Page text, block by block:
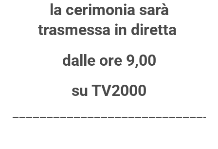
la cerimonia sarà
trasmessa in diretta
dalle ore 9,00
su TV2000